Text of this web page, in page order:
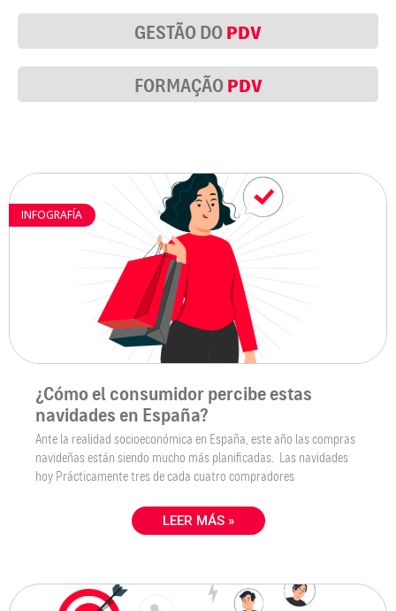
GESTÃO DO PDV
FORMAÇÃO PDV
INFOGRAFÍA
¿Cómo el consumidor percibe estas
navidades en España?
Ante la realidad socioeconómica en España, este año las compras
navideñas están siendo mucho más planificadas. Las navidades
hoy Prácticamente tres de cada cuatro compradores
LEER MÁS »